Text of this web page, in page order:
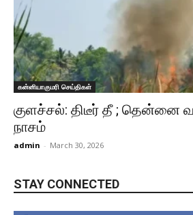
கன்னியாகுமரி செய்திகள்
குளச்சல்: திடீர் தீ ; தென்னை
நாசம்
admin - March 30, 2026
STAY CONNECTED